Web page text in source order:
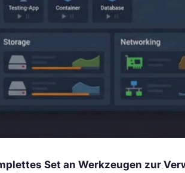
Set an Werkzeugen zur